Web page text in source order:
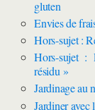
gluten
Envies de
Hors-sujet :
Hors-sujet :
résidu »
Jardinage au
Jardiner avec